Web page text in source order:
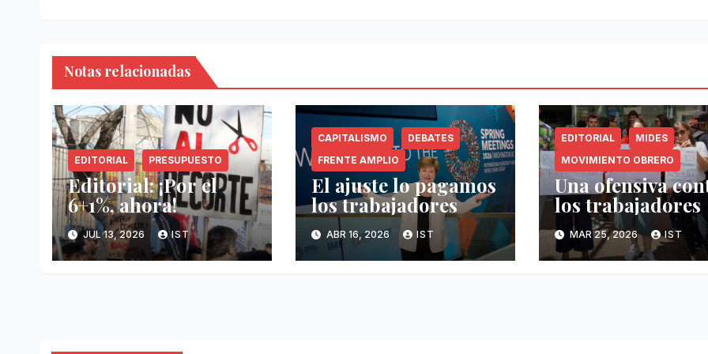
Notas relacionadas
EDITORIAL PRESUPUESTO
Editorial: ¡Por el
6+1%, ahora!
JUL 13, 2026 IST
CAPITALISMO
DEBATES
FRENTE AMPLIO
El ajuste lo pagamos
los trabajadores
ABR 16, 2026 IST
EDITORIAL
MIDES
MOVIMIENTO OBRERO
Una ofensiva
los trabajadores
MAR 25, 2026 IST